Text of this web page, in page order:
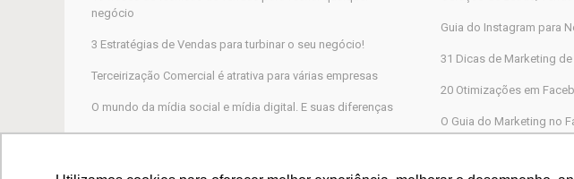
negócio
3 Estratégias de Vendas para turbinar o seu negócio!
Terceirização Comercial é atrativa para várias empresas
O mundo da mídia social e mídia digital. E suas diferenças
Marketing Digital, por que não funciona para a maioria das
Guia do Instagram para
31 Dicas de Marketing
20 Otimizações em
O Guia do Marketing no